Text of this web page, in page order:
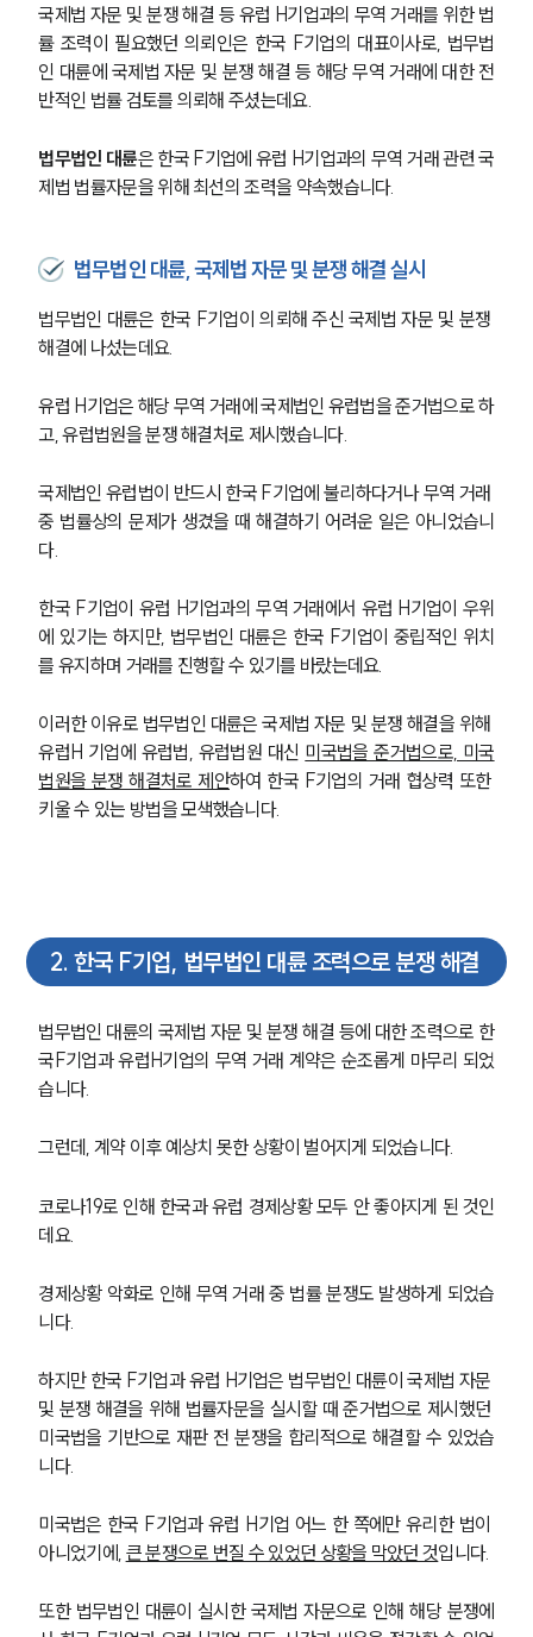
국제법 자문 및 분쟁 해결 등 유럽 H기업과의 무역 거래를 위한 법
률 조력이 필요했던 의뢰인은 한국 F기업의 대표이사로, 법무법
인 대륜에 국제법 자문 및 분쟁 해결 등 해당 무역 거래에 대한 전
반적인 법률 검토를 의뢰해 주셨는데요.
법무법인 대륜은 한국 F기업에 유럽 H기업과의 무역 거래 관련 국
제법 법률자문을 위해 최선의 조력을 약속했습니다.
법무법인 대륜, 국제법 자문 및 분쟁 해결 실시
법무법인 대륜은 한국 F기업이 의뢰해 주신 국제법 자문 및 분쟁
해결에 나섰는데요.
유럽 H기업은 해당 무역 거래에 국제법인 유럽법을 준거법으로 하
고, 유럽법원을 분쟁 해결처로 제시했습니다.
국제법인 유럽법이 반드시 한국 F기업에 불리하다거나 무역 거래
중 법률상의 문제가 생겼을 때 해결하기 어려운 일은 아니었습니
다.
한국 F기업이 유럽 H기업과의 무역 거래에서 유럽 H기업이 우위
에 있기는 하지만, 법무법인 대륜은 한국 F기업이 중립적인 위치
를 유지하며 거래를 진행할 수 있기를 바랐는데요.
이러한 이유로 법무법인 대륜은 국제법 자문 및 분쟁 해결을 위해
유럽H 기업에 유럽법, 유럽법원 대신 미국법을 준거법으로, 미국
법원을 분쟁 해결처로 제안하여 한국 F기업의 거래 협상력 또한
키울 수 있는 방법을 모색했습니다.
2. 한국 F기업, 법무법인 대륜 조력으로 분쟁 해결
법무법인 대륜의 국제법 자문 및 분쟁 해결 등에 대한 조력으로 한
국F기업과 유럽H기업의 무역 거래 계약은 순조롭게 마무리 되었
습니다.
그런데, 계약 이후 예상치 못한 상황이 벌어지게 되었습니다.
코로나19로 인해 한국과 유럽 경제상황 모두 안 좋아지게 된 것인
데요.
경제상황 악화로 인해 무역 거래 중 법률 분쟁도 발생하게 되었습
니다.
하지만 한국 F기업과 유럽 H기업은 법무법인 대륜이 국제법 자문
및 분쟁 해결을 위해 법률자문을 실시할 때 준거법으로 제시했던
미국법을 기반으로 재판 전 분쟁을 합리적으로 해결할 수 있었습
니다.
미국법은 한국 F기업과 유럽 H기업 어느 한 쪽에만 유리한 법이
아니었기에, 큰 분쟁으로 번질 수 있었던 상황을 막았던 것입니다.
또한 법무법인 대륜이 실시한 국제법 자문으로 인해 해당 분쟁에